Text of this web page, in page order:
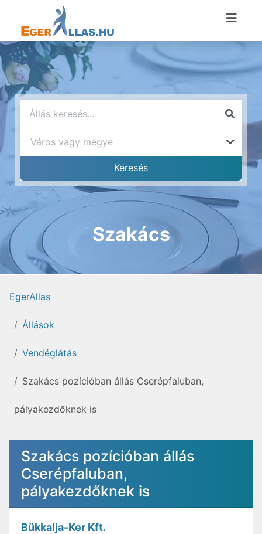
Szakács
EgerAllas
Állások
Vendéglátás
Szakács pozícióban állás Cserépfaluban,
pályakezdőknek is
Szakács pozícióban állás
Cserépfaluban,
pályakezdőknek is
Bükkalja-Ker Kft.